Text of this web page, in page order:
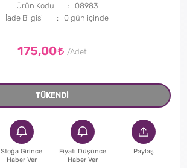
Ürün Kodu
08983
İade Bilgisi
175,00
TÜKENDİ
Stoğa Girince
Haber Ver
Fiyatı Düşünce
Haber Ver
Paylaş